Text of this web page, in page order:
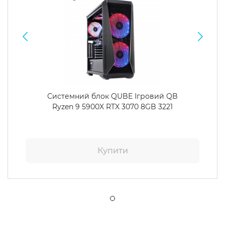
Системний блок QUBE Ігровий QB
Ryzen 9 5900X RTX 3070 8GB 3221
Купити